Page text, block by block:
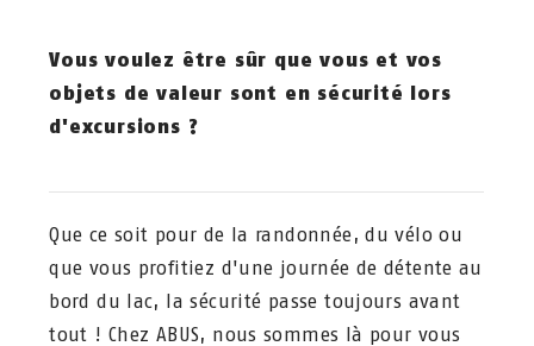
Vous voulez être sûr que vous et vos
objets de valeur sont en sécurité lors
d'excursions ?
Que ce soit pour de la randonnée, du vélo ou
que vous profitiez d'une journée de détente au
bord du lac, la sécurité passe toujours avant
tout ! Chez ABUS, nous sommes là pour vous